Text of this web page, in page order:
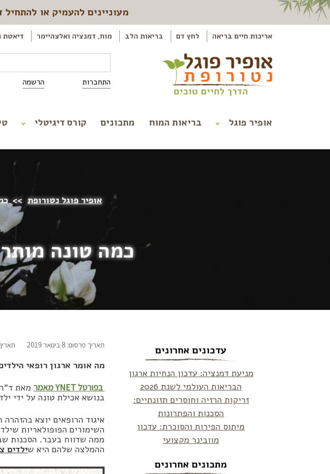
מעוניינים להעמיק או
אריכות חיים בריאה לחץ דם בריאות הלב מוח, דמנציה ואלצהיימר דיאטת
התחברות הרשמה
אופיר פוגל בריאות המוח מתכונים קורס דיגיטלי
אופיר פוגל נטורופת >>
כמה טונה
תאריך פרסום: 8 בינואר 2019 תאריך
מה אומר ארגון רופאי
בפורטל YNET מאמר
מאת
בנושא אכילת טונה על ידי
איגוד הרופאים יוצא
השימורים הפופולאריות
ממה שדווח בעבר. הסכנות
ההמלצה שלהם היא שילדים
עדכונים אחרונים
מניעת דמנציה: עדכון הנחיות ארגון
הבריאות העולמי לשנת 2026
זריקות הרזיה וחוסרים תזונתיים:
הסכנות והפתרונות
מיתוס הפירות והסוכרת: עדכון
מוובינר מקצועי
מתכונים אחרונים